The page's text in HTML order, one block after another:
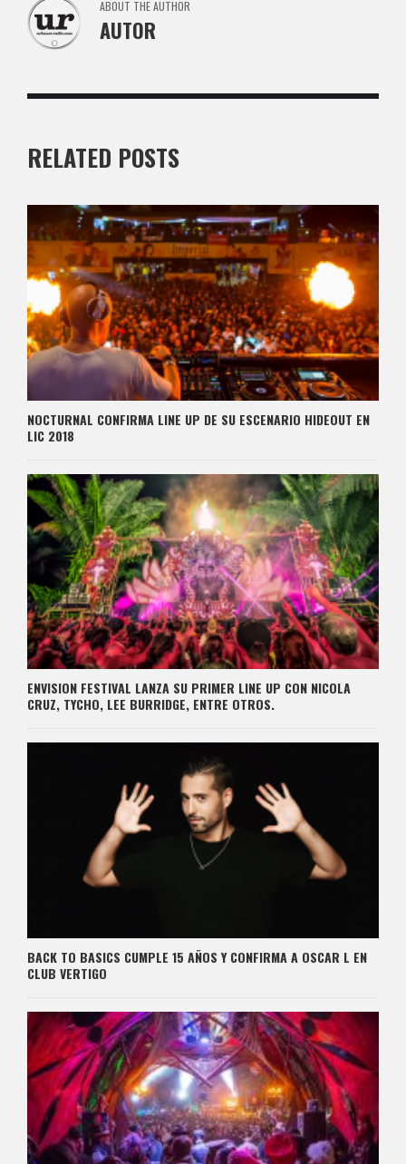
ABOUT THE AUTHOR
AUTOR
RELATED POSTS
NOCTURNAL CONFIRMA LINE UP DE SU ESCENARIO HIDEOUT EN
LIC 2018
ENVISION FESTIVAL LANZA SU PRIMER LINE UP CON NICOLA
CRUZ, TYCHO, LEE BURRIDGE, ENTRE OTROS.
BACK TO BASICS CUMPLE 15 AÑOS Y CONFIRMA A OSCAR L EN
CLUB VERTIGO